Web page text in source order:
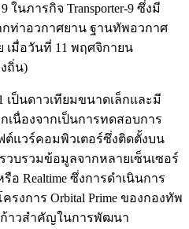
ในภารกิจ Transporter-9 ซึ่งมี
กท่าอวกาศยาน ฐานทัพอวกาศ
เมื่อวันที่ 11 พฤศจิกายน
งถิ่น)
เป็นดาวเทียมขนาดเล็กและมี
นื่องจากเป็นการทดสอบการ
แวร์คอมพิวเตอร์ซึ่งติดตั้งบน
วบรวมข้อมูลจากหลายเซ็นเซอร์
อ Realtime ซึ่งการดำเนินการ
งการ Orbital Prime ของกองทัพ
ก้าวสำคัญในการพัฒนา